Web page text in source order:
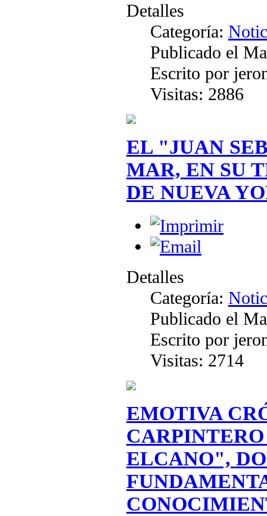
Detalles
Categoría:
Publicado el
Escrito por
Visitas: 2886
EL "JUAN
MAR, EN SU
DE NUEVA
Detalles
Categoría:
Publicado el
Escrito por
Visitas: 2714
EMOTIVA
ELCANO",